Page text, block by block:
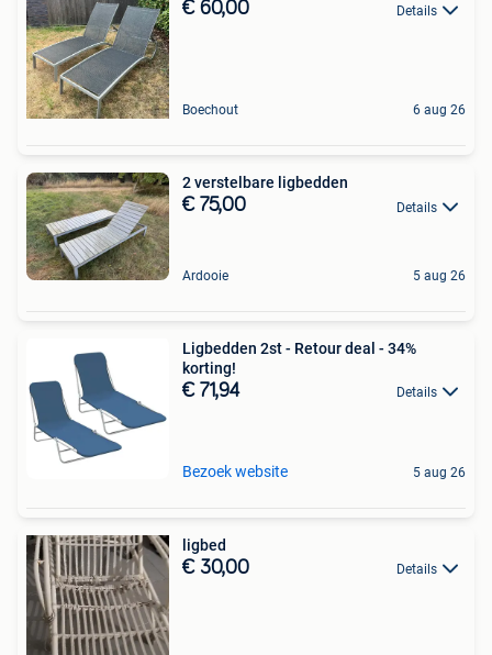
€ 60,00 Details
Boechout 6 aug 26
2 verstelbare ligbedden
€ 75,00 Details
Ardooie 5 aug 26
Ligbedden 2st - Retour deal - 34%
korting!
€ 71,94 Details
Bezoek website 5 aug 26
ligbed
€ 30,00 Details